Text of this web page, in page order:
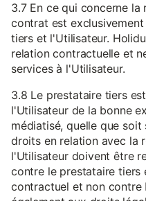
3.7 En ce qui concerne
contrat est
tiers et l'Utilisateur.
relation contractuelle et
services à l'Utilisateur.
3.8 Le prestataire tiers
l'Utilisateur de la bonne
médiatisé, quelle que soit
droits en relation avec la
l'Utilisateur doivent être
contre le prestataire tiers
contractuel et non contre